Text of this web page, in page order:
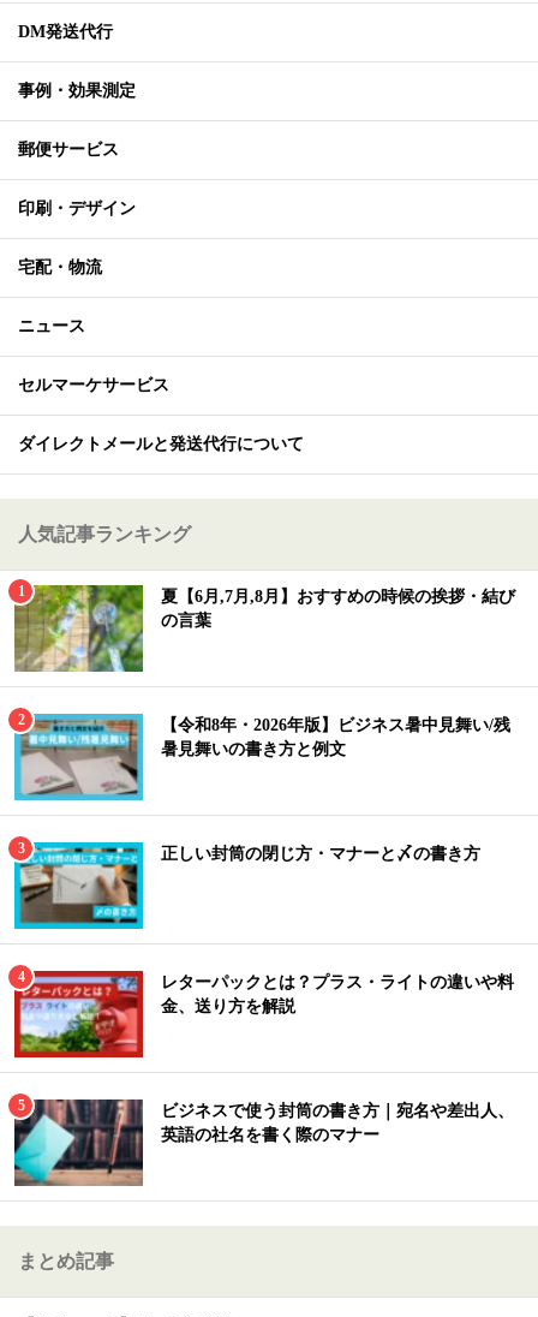
DM発送代行
事例・効果測定
郵便サービス
印刷・デザイン
宅配・物流
ニュース
セルマーケサービス
ダイレクトメールと発送代行について
人気記事ランキング
夏【6月,7月,8月】おすすめの時候の挨拶・結び
の言葉
【令和8年・2026年版】ビジネス暑中見舞い/残
暑見舞いの書き方と例文
正しい封筒の閉じ方・マナーと〆の書き方
レターパックとは？プラス・ライトの違いや料
金、送り方を解説
ビジネスで使う封筒の書き方｜宛名や差出人、
英語の社名を書く際のマナー
まとめ記事